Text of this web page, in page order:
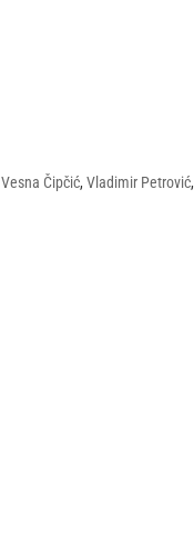
Vesna Čipčić, Vladimir Petrović,